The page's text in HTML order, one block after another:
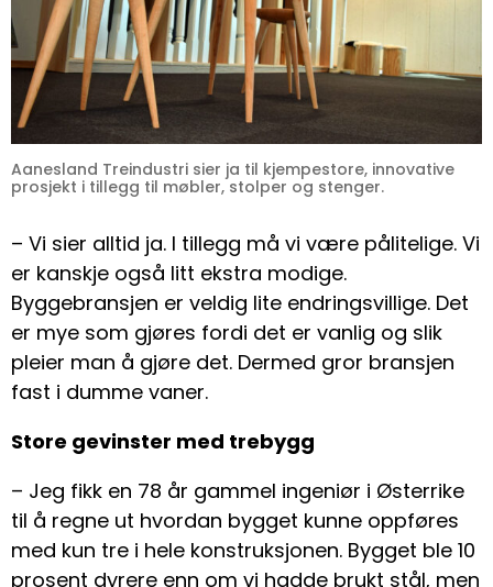
Aanesland Treindustri sier ja til kjempestore, innovative
prosjekt i tillegg til møbler, stolper og stenger.
– Vi sier alltid ja. I tillegg må vi være pålitelige. Vi
er kanskje også litt ekstra modige.
Byggebransjen er veldig lite endringsvillige. Det
er mye som gjøres fordi det er vanlig og slik
pleier man å gjøre det. Dermed gror bransjen
fast i dumme vaner.
Store gevinster med trebygg
– Jeg fikk en 78 år gammel ingeniør i Østerrike
til å regne ut hvordan bygget kunne oppføres
med kun tre i hele konstruksjonen. Bygget ble 10
prosent dyrere enn om vi hadde brukt stål, men